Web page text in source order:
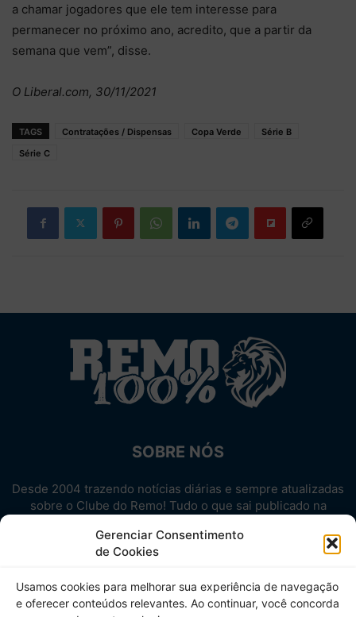
Gerenciar Consentimento
de Cookies
Usamos cookies para melhorar sua experiência de navegação
e oferecer conteúdos relevantes. Ao continuar, você concorda
a chamar jogadores que ele tem interesse para
permanecer no próximo ano, acredito, que a partir da
semana que vem”, disse.
O Liberal.com, 30/11/2021
TAGS Contratações / Dispensas Copa Verde
Série B
Série C
SOBRE NÓS
Desde 2004 trazendo notícias diárias e sempre atualizadas
sobre o Clube do Remo! Tudo o que sai publicado na
Aproveite! Site não-oficial.
SIGA-NOS